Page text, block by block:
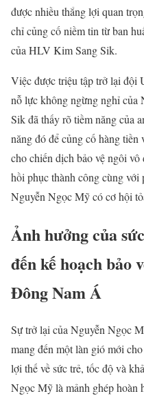
được nhiều thắng lợi quan
chỉ củng cố niềm tin từ ban
của HLV Kim Sang Sik.
Việc được triệu tập trở lại đội
nỗ lực không ngừng nghỉ
Sik đã thấy rõ tiềm năng của
năng đó để củng cố hàng tiền
cho chiến dịch bảo vệ ngôi
hồi phục thành công cùng
Nguyễn Ngọc Mỹ có cơ hội
Ảnh hưởng của
đến kế hoạch bảo
Đông Nam Á
Sự trở lại của Nguyễn Ngọc
mang đến một làn gió mới
lợi thế về sức trẻ, tốc độ và
Ngọc Mỹ là mảnh ghép hoàn